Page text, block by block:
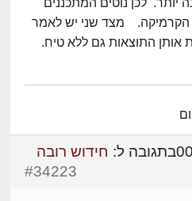
יותר. לכן נוטים המתכננים
הקרמיקה. מצד שני יש לאמר
אותן התוצאות גם ללא טיח.
בתגובה ל: חידוש רובה
#34223